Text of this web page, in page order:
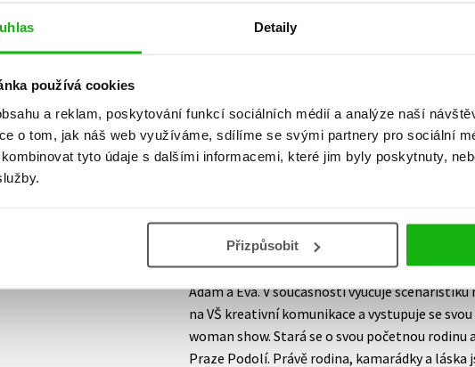
Detaily
používá cookies
a reklam, poskytování funkcí sociálních médií a analýze naší
o tom, jak náš web využíváme, sdílíme se svými partnery pro sociální
tyto údaje s dalšími informacemi, které jim byly poskytnuty,
Přizpůsobit
Románek se vším možným nebo
Sundance, kterou založil Robert Redford.
světě novin a časopisů. Patřila k zakladatelům
holandským vedením založila časopis Story.
povídkami a fejetony. Na televizní obrazovku
autorkou a moderátorkou úspěšných
Dokonalé štěstí a Banánové rybičky. V roce
Adam a Eva. V současnosti vyučuje
na VŠ kreativní komunikace a vystupuje se
woman show. Stará se o svou početnou rodinu
Praze Podolí. Právě rodina, kamarádky a